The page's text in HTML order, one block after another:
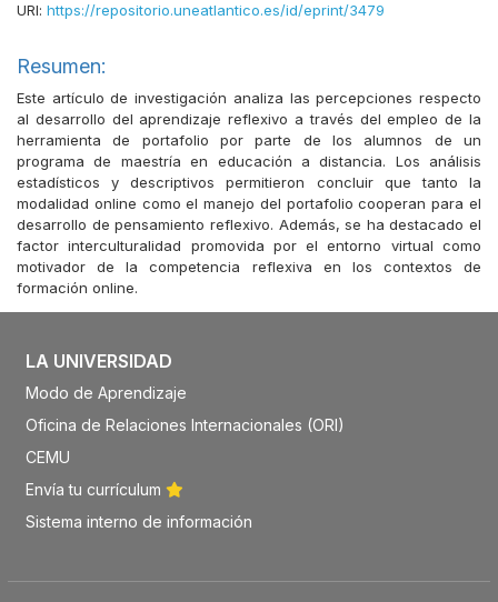
URI: https://repositorio.uneatlantico.es/id/eprint/3479
Resumen:
Este artículo de investigación analiza las percepciones respecto
al desarrollo del aprendizaje reflexivo a través del empleo de la
herramienta de portafolio por parte de los alumnos de un
programa de maestría en educación a distancia. Los análisis
estadísticos y descriptivos permitieron concluir que tanto la
modalidad online como el manejo del portafolio cooperan para el
desarrollo de pensamiento reflexivo. Además, se ha destacado el
factor interculturalidad promovida por el entorno virtual como
motivador de la competencia reflexiva en los contextos de
formación online.
LA UNIVERSIDAD
Modo de Aprendizaje
Oficina de Relaciones Internacionales (ORI)
CEMU
Envía tu currículum
Sistema interno de información